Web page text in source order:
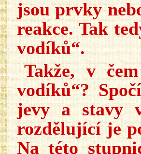
jsou prvky
reakce. Tak
vodíků“.
Takže, v
vodíků“?
jevy a stavy
rozdělující je
Na této